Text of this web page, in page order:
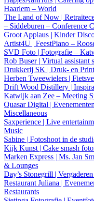
Haarlem – World
The Land of Now |
– Siddeburen – Conference
Groot Applaus | Kinder
Artist4U | FeestPiano –
SVD Foto | Fotografie –
Rob Buser | Virtual
Drukkerij SK | Druk- en
Herben Tweewielers |
Drift Wood Distillery |
Katwijk aan Zee – Meeting
Quasar Digital |
Miscellaneous
Saxperience | Live
Music
Sabine | Fotoshoot in de
Kijk Kunst | Cake smash
Marken Express | Ms. Jan
& Lounges
Day’s Stonegrill |
Restaurant Juliana |
Restaurants